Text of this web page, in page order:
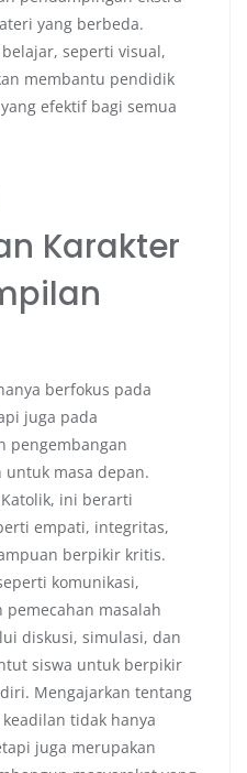
yang berbeda.
seperti visual,
membantu pendidik
efektif bagi semua
Karakter
berfokus pada
juga pada
pengembangan
untuk masa depan.
ini berarti
empati, integritas,
berpikir kritis.
komunikasi,
pemecahan masalah
diskusi, simulasi, dan
siswa untuk berpikir
Mengajarkan tentang
tidak hanya
juga merupakan